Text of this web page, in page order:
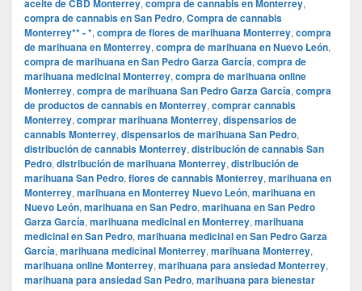
aceite de CBD Monterrey compra de cannabis en Monterrey
compra de cannabis en San Pedro, Compra de cannabis
Monterrey** - *, compra de flores de marihuana Monterrey, compra
de marihuana en Monterrey, compra de marihuana en Nuevo León,
compra de marihuana en San Pedro Garza García, compra de
marihuana medicinal Monterrey, compra de marihuana online
Monterrey, compra de marihuana San Pedro Garza García, compra
de productos de cannabis en Monterrey, comprar cannabis
Monterrey, comprar marihuana Monterrey, dispensarios de
cannabis Monterrey, dispensarios de marihuana San Pedro,
distribución de cannabis Monterrey, distribución de cannabis San
Pedro, distribución de marihuana Monterrey, distribución de
marihuana San Pedro, flores de cannabis Monterrey, marihuana en
Monterrey, marihuana en Monterrey Nuevo León, marihuana en
Nuevo León, marihuana en San Pedro, marihuana en San Pedro
Garza García, marihuana medicinal en Monterrey, marihuana
medicinal en San Pedro, marihuana medicinal en San Pedro Garza
García, marihuana medicinal Monterrey, marihuana Monterrey,
marihuana online Monterrey, marihuana para ansiedad Monterrey,
marihuana para ansiedad San Pedro, marihuana para bienestar